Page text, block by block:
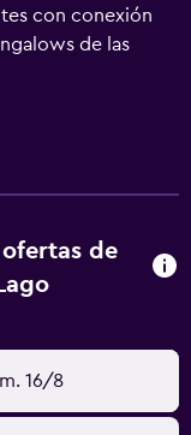
con conexión
de las
un entorno
bañera de
privado
de
16/8